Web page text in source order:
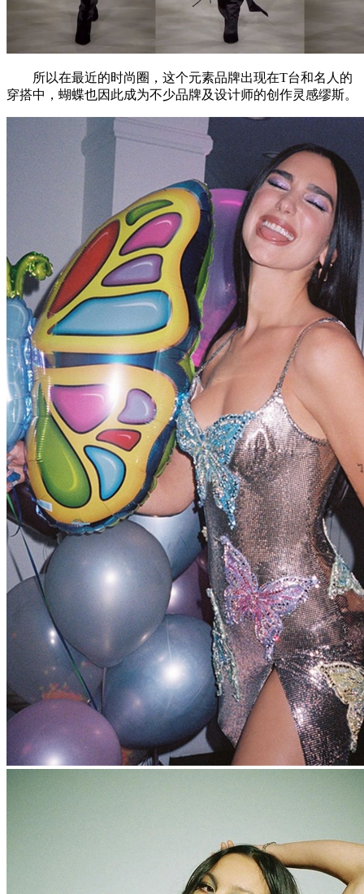
所以在最近的时尚圈，这个元素品牌出现在T台和名人的
穿搭中，蝴蝶也因此成为不少品牌及设计师的创作灵感缪斯。